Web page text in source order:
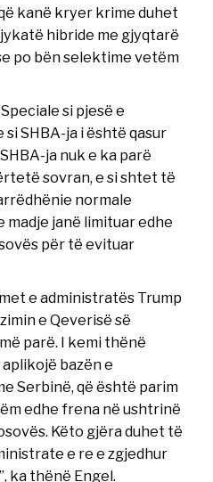
kanë kryer krime duhet
hibride me gjyqtarë
po bën selektime vetëm
si pjesë e
SHBA-ja i është qasur
ja nuk e ka parë
sovran, e si shtet të
normale
madje janë limituar edhe
për të evituar
e administratës Trump
e Qeverisë së
parë. I kemi thënë
bazën e
Serbinë, që është parim
edhe frena në ushtrinë
Këto gjëra duhet të
e re e zgjedhur
ka thënë Engel.